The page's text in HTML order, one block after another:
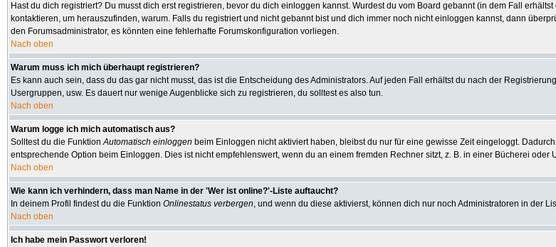
Hast du dich registriert? Du musst dich erst registrieren, bevor du dich einloggen kannst. Wurdest du vom Board gebannt (in dem Fall
kontaktieren, um herauszufinden, warum. Falls du registriert und nicht gebannt bist und dich immer noch nicht einloggen kannst, dann
den Forumsadministrator, es könnten eine fehlerhafte Forumskonfiguration vorliegen.
Nach oben
Warum muss ich mich überhaupt registrieren?
Es kann auch sein, dass du das gar nicht musst, das ist die Entscheidung des Administrators. Auf jeden Fall erhältst du nach der
Usergruppen, usw. Es dauert nur wenige Augenblicke sich zu registrieren, du solltest es also tun.
Nach oben
Warum logge ich mich automatisch aus?
Solltest du die FunktionAutomatisch einloggen beim Einloggen nicht aktiviert haben, bleibst du nur für eine gewisse Zeit eingeloggt.
entsprechende Option beim Einloggen. Dies ist nicht empfehlenswert, wenn du an einem fremden Rechner sitzt, z. B. in einer Bücherei oder
Nach oben
Wie kann ich verhindern, dass man Name in der 'Wer ist online?'-Liste auftaucht?
In deinem Profil findest du die Funktion Onlinestatus verbergen, und wenn du diese aktivierst, können dich nur noch Administratoren in der
Nach oben
Ich habe mein Passwort verloren!